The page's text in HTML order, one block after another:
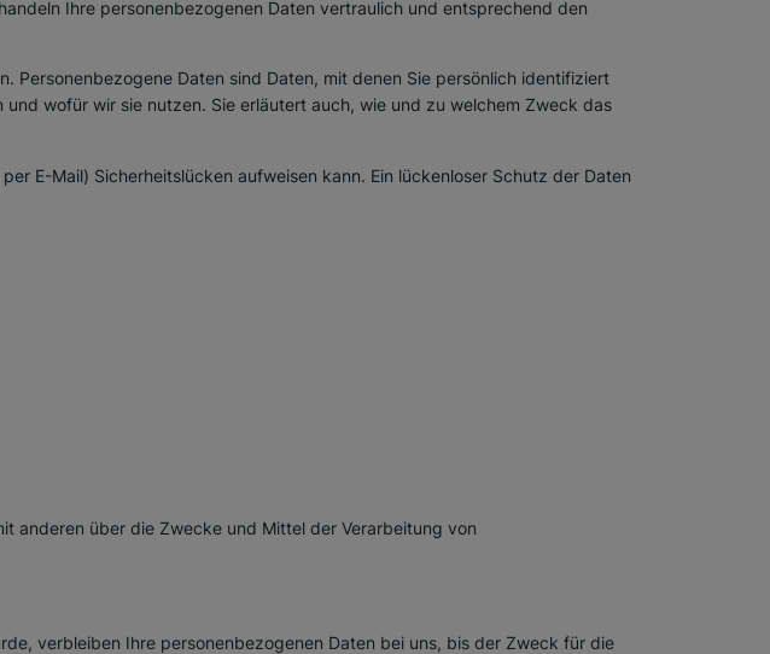
Ihre personenbezogenen Daten vertraulich und entsprechend den
Personenbezogene Daten sind Daten, mit denen Sie persönlich identifiziert
wofür wir sie nutzen. Sie erläutert auch, wie und zu welchem Zweck das
E-Mail) Sicherheitslücken aufweisen kann. Ein lückenloser Schutz der Daten
anderen über die Zwecke und Mittel der Verarbeitung von
verbleiben Ihre personenbezogenen Daten bei uns, bis der Zweck für die